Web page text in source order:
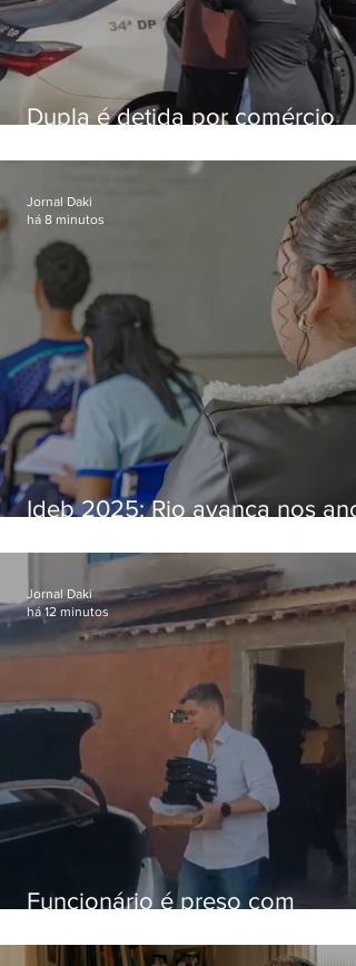
Dupla é detida por comércio
Bangu
Ideb 2025: Rio avança nos
nacional
Jornal Daki
há 8 minutos
Funcionário é preso com
Hospital do Andaraí
Jornal Daki
há 12 minutos